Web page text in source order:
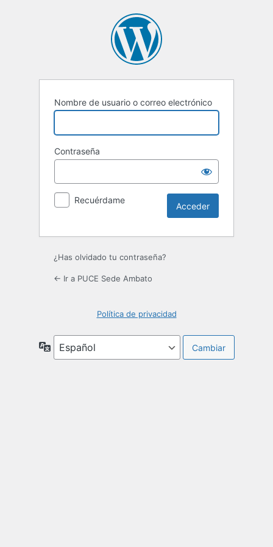
Nombre de usuario o correo electrónico
Contraseña
Recuérdame
¿Has olvidado tu contraseña?
← Ir a PUCE Sede Ambato
Política de privacidad
Idioma